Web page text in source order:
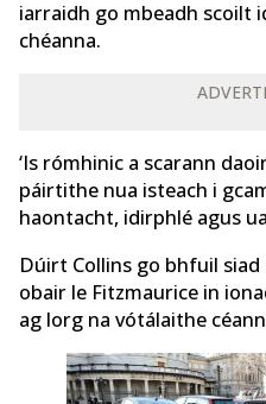
iarraidh go mbeadh scoilt
chéanna.
‘Is rómhinic a scarann
páirtithe nua isteach i
haontacht, idirphlé agus
Dúirt Collins go bhfuil
obair le Fitzmaurice in
ag lorg na vótálaithe